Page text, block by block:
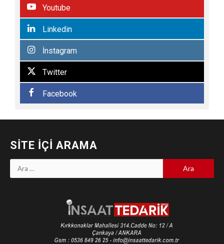
Youtube
Linkedin
İnstagram
Twitter
Facebook
SITE İÇI ARAMA
Arama: